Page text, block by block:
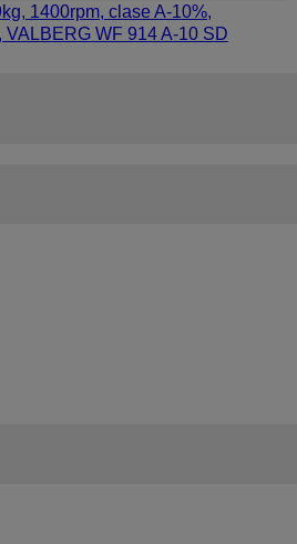
1400rpm, clase A-10%,
WF 914 A-10 SD